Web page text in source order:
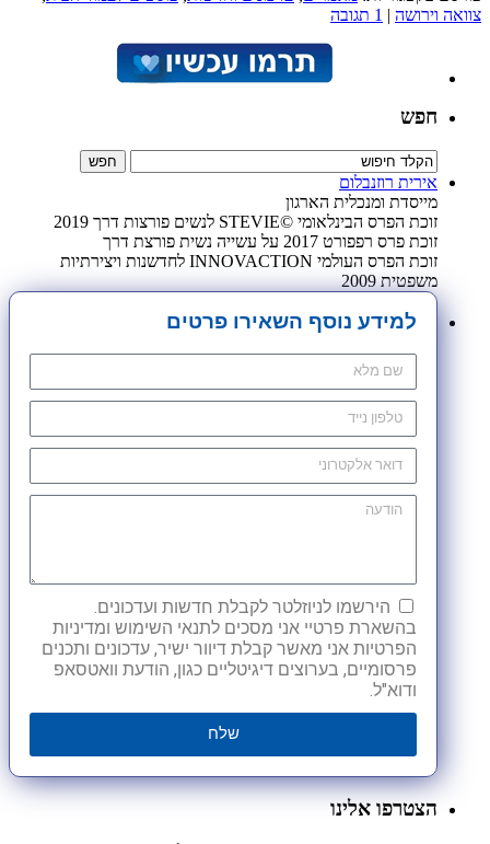
צוואה וירושה | 1 תגובה
חפש
אירית רוזנבלום
מייסדת ומנכלית הארגון
זוכת הפרס הבינלאומי ©STEVIE לנשים פורצות דרך 2019
זוכת פרס רפפורט 2017 על עשייה נשית פורצת דרך
זוכת הפרס העולמי INNOVACTION לחדשנות ויצירתיות
משפטית 2009
למידע נוסף השאירו פרטים
הירשמו לניוזלטר לקבלת חדשות ועדכונים.
בהשארת פרטיי אני מסכים לתנאי השימוש ומדיניות
הפרטיות אני מאשר קבלת דיוור ישיר, עדכונים ותכנים
פרסומיים, בערוצים דיגיטליים כגון, הודעת וואטסאפ
ודוא"ל.
שלח
הצטרפו אלינו